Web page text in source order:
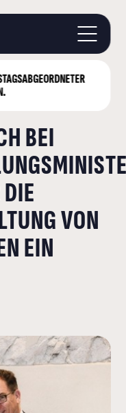
BEI
VON
EIN